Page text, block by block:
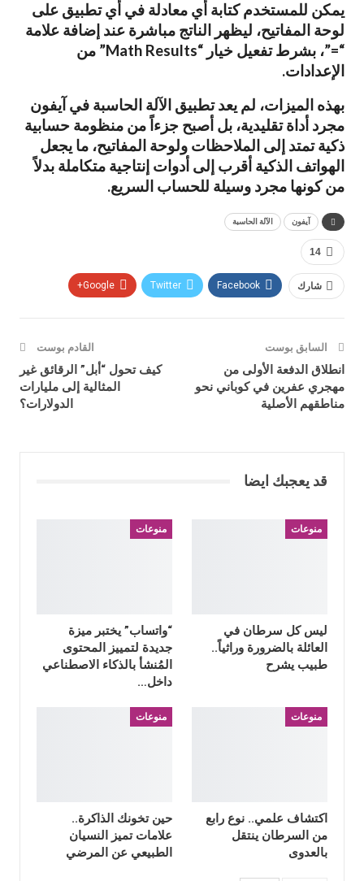
يمكن للمستخدم كتابة أي معادلة في أي تطبيق على
لوحة المفاتيح، ليظهر الناتج مباشرة عند إضافة علامة
“=”، بشرط تفعيل خيار “Math Results” من
الإعدادات.
بهذه الميزات، لم يعد تطبيق الآلة الحاسبة في آيفون
مجرد أداة تقليدية، بل أصبح جزءاً من منظومة حسابية
ذكية تمتد إلى الملاحظات ولوحة المفاتيح، ما يجعل
الهواتف الذكية أقرب إلى أدوات إنتاجية متكاملة بدلاً
من كونها مجرد وسيلة للحساب السريع.
آيفون الآلة الحاسبة
14
شارك Facebook
Twitter
Google+
السابق بوست
انطلاق الدفعة الأولى من
مهجري عفرين في كوباني نحو
مناطقهم الأصلية
القادم بوست
كيف تحول “أبل” الرقائق غير
المثالية إلى مليارات
الدولارات؟
قد يعجبك ايضا
منوعات
ليس كل سرطان في
العائلة بالضرورة وراثياً..
طبيب يشرح
منوعات
“واتساب” يختبر ميزة
جديدة لتمييز المحتوى
المُنشأ بالذكاء الاصطناعي
داخل…
منوعات
اكتشاف علمي.. نوع رابع
من السرطان ينتقل
بالعدوى
منوعات
حين تخونك الذاكرة..
علامات تميز النسيان
الطبيعي عن المرضي